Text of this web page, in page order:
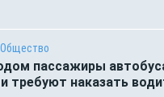
Общество
пассажиры
требуют наказать